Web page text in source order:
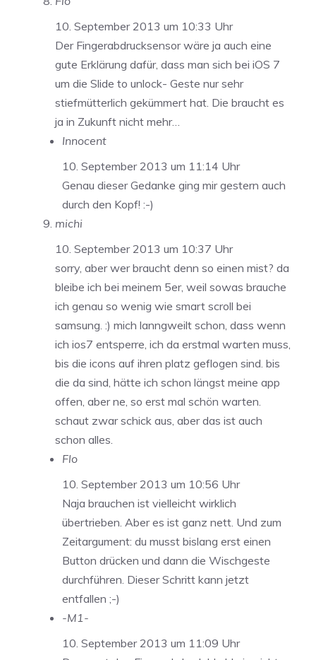
10. September 2013 um 10:33 Uhr
Der Fingerabdrucksensor wäre ja auch eine
gute Erklärung dafür, dass man sich bei iOS 7
um die Slide to unlock- Geste nur sehr
stiefmütterlich gekümmert hat. Die braucht es
ja in Zukunft nicht mehr…
Innocent
10. September 2013 um 11:14 Uhr
Genau dieser Gedanke ging mir gestern auch
durch den Kopf! :-)
michi
10. September 2013 um 10:37 Uhr
sorry, aber wer braucht denn so einen mist? da
bleibe ich bei meinem 5er, weil sowas brauche
ich genau so wenig wie smart scroll bei
samsung. :) mich lanngweilt schon, dass wenn
ich ios7 entsperre, ich da erstmal warten muss,
bis die icons auf ihren platz geflogen sind. bis
die da sind, hätte ich schon längst meine app
offen, aber ne, so erst mal schön warten.
schaut zwar schick aus, aber das ist auch
schon alles.
Flo
10. September 2013 um 10:56 Uhr
Naja brauchen ist vielleicht wirklich
übertrieben. Aber es ist ganz nett. Und zum
Zeitargument: du musst bislang erst einen
Button drücken und dann die Wischgeste
durchführen. Dieser Schritt kann jetzt
entfallen ;-)
-M1-
10. September 2013 um 11:09 Uhr